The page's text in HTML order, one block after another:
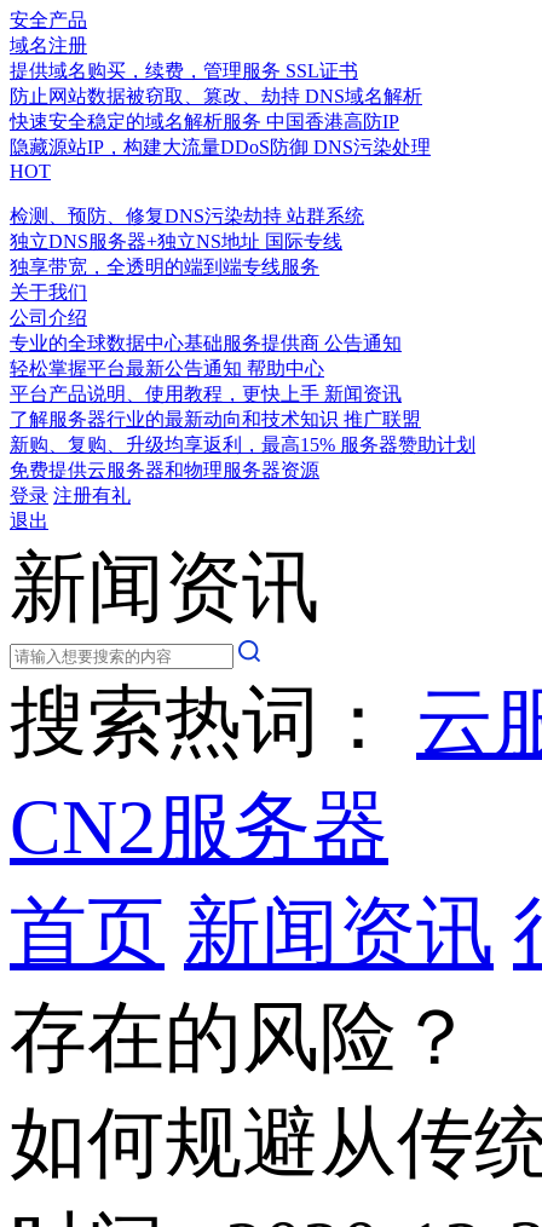
安全产品
域名注册
提供域名购买，续费，管理服务 SSL证书
防止网站数据被窃取、篡改、劫持 DNS域名解析
快速安全稳定的域名解析服务 中国香港高防IP
隐藏源站IP，构建大流量DDoS防御 DNS污染处理
HOT
检测、预防、修复DNS污染劫持 站群系统
独立DNS服务器+独立NS地址 国际专线
独享带宽，全透明的端到端专线服务
关于我们
公司介绍
专业的全球数据中心基础服务提供商 公告通知
轻松掌握平台最新公告通知 帮助中心
平台产品说明、使用教程，更快上手 新闻资讯
了解服务器行业的最新动向和技术知识 推广联盟
新购、复购、升级均享返利，最高15% 服务器赞助计划
免费提供云服务器和物理服务器资源
登录 注册有礼
退出
新闻资讯
搜索热词： 云
CN2服务器
首页 新闻资讯
存在的风险？
如何规避从传